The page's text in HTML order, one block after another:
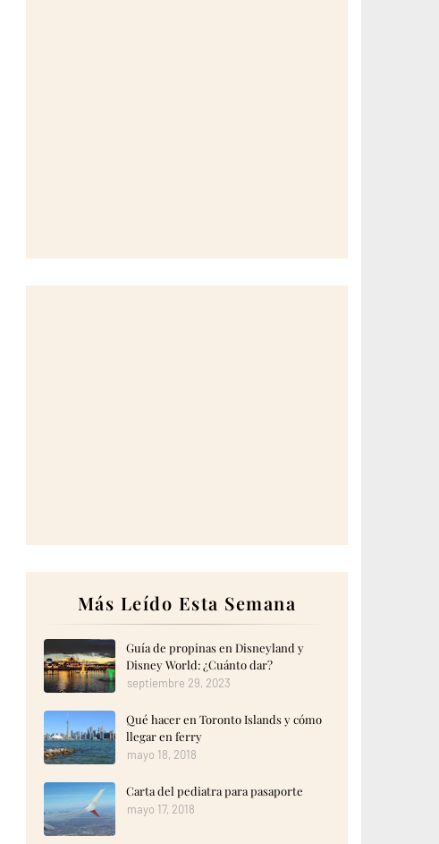
Más Leído Esta Semana
Guía de propinas en Disneyland y
Disney World: ¿Cuánto dar?
septiembre 29, 2023
Qué hacer en Toronto Islands y cómo
llegar en ferry
mayo 18, 2018
Carta del pediatra para pasaporte
mayo 17, 2018